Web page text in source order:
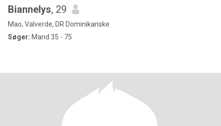
Biannelys, 29
Mao, Valverde, DR Dominikanske
Søger: Mand 35 - 75